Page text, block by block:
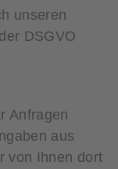
unseren
DSGVO
Anfragen
aus
von Ihnen dort